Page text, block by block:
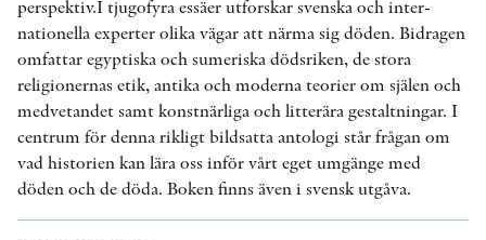
perspektiv.I tjugofyra essäer utforskar svenska och inter­
nationella experter olika vägar att närma sig döden. Bidragen
omfattar egyptiska och sumeriska dödsriken, de stora
religionernas etik, antika och moderna teorier om själen och
medvetandet samt konstnärliga och litterära gestaltningar. I
centrum för denna rikligt bildsatta antologi står frågan om
vad historien kan lära oss inför vårt eget umgänge med
döden och de döda. Boken finns även i svensk utgåva.